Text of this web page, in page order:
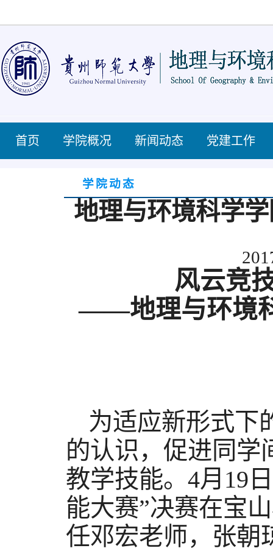
首页 学院概况 新闻动态 党建工作
学院动态
地理与环境科学
风云竞
——地理与环境
为适应新形式下
的认识，促进同学
教学技能。 4月 19
能大赛”决赛在宝
任邓宏老师，张朝